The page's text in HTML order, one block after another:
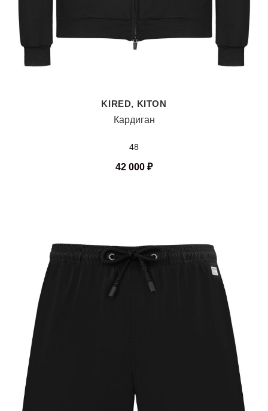
KIRED, KITON
Кардиган
48
42 000 ₽